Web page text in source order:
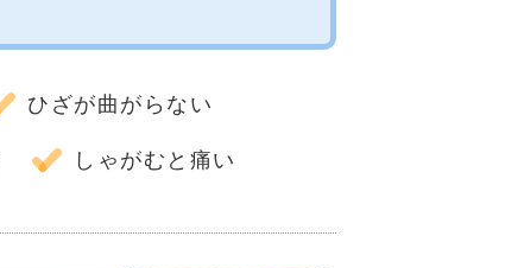
ひざが曲がらない
しゃがむと痛い